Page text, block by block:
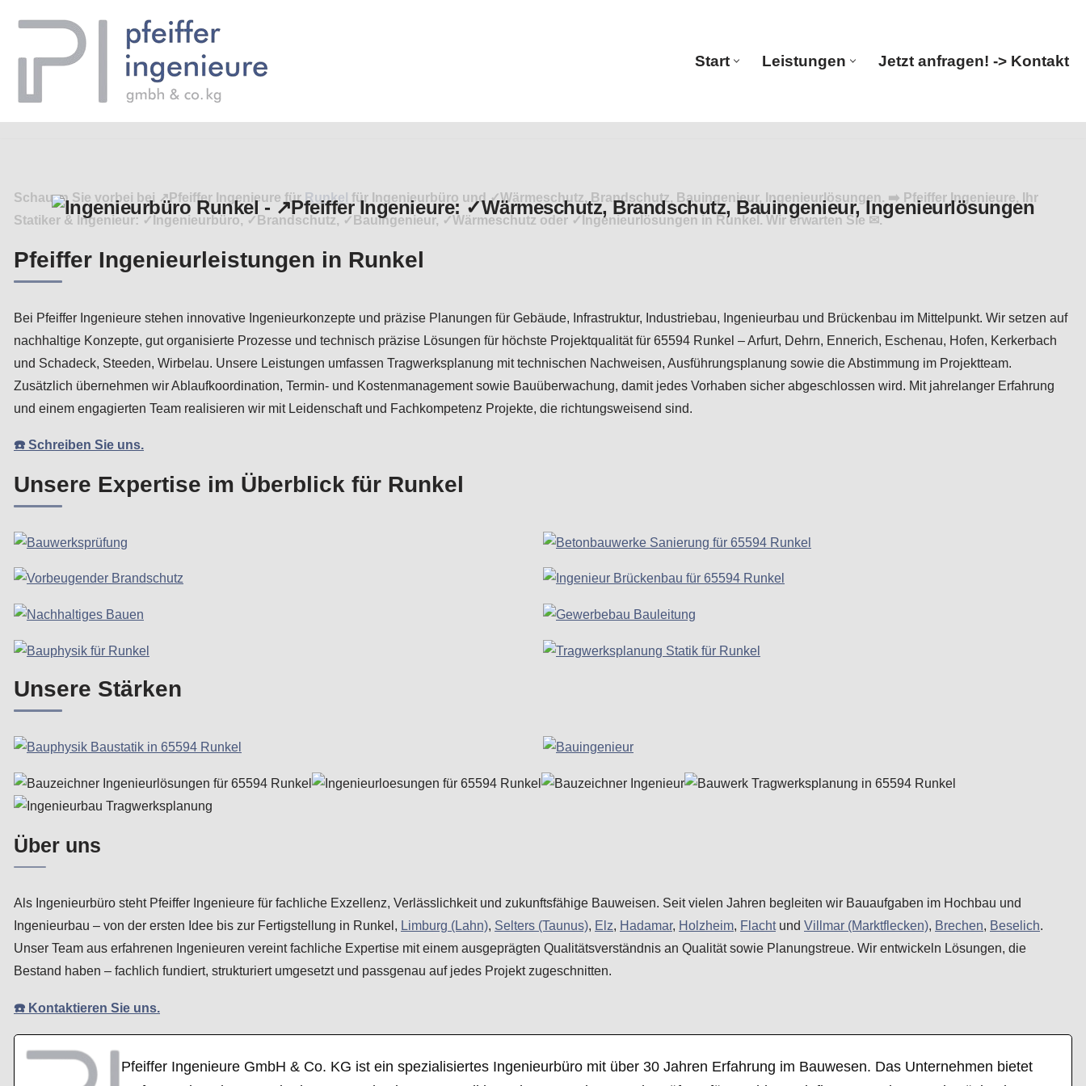
Inhalt
Start Leistungen Jetzt anfragen! -> Kontakt
Schauen Sie vorbei bei ↗️Pfeiffer Ingenieure für Runkel für Ingenieurbüro und ✓Wärmeschutz, Brandschutz, Bauingenieur, Ingenieurlösungen. ➡️ Pfeiffer Ingenieure, Ihr
Statiker & Ingenieur: ✓Ingenieurbüro, ✓Brandschutz, ✓Bauingenieur, ✓Wärmeschutz oder ✓Ingenieurlösungen in Runkel. Wir erwarten Sie ✉.
Pfeiffer Ingenieurleistungen in Runkel
Bei Pfeiffer Ingenieure stehen innovative Ingenieurkonzepte und präzise Planungen für Gebäude, Infrastruktur, Industriebau, Ingenieurbau und Brückenbau im Mittelpunkt. Wir setzen auf
nachhaltige Konzepte, gut organisierte Prozesse und technisch präzise Lösungen für höchste Projektqualität für 65594 Runkel – Arfurt, Dehrn, Ennerich, Eschenau, Hofen, Kerkerbach
und Schadeck, Steeden, Wirbelau. Unsere Leistungen umfassen Tragwerksplanung mit technischen Nachweisen, Ausführungsplanung sowie die Abstimmung im Projektteam.
Zusätzlich übernehmen wir Ablaufkoordination, Termin- und Kostenmanagement sowie Bauüberwachung, damit jedes Vorhaben sicher abgeschlossen wird. Mit jahrelanger Erfahrung
und einem engagierten Team realisieren wir mit Leidenschaft und Fachkompetenz Projekte, die richtungsweisend sind.
☎️ Schreiben Sie uns.
Unsere Expertise im Überblick für Runkel
Unsere Stärken
Über uns
Als Ingenieurbüro steht Pfeiffer Ingenieure für fachliche Exzellenz, Verlässlichkeit und zukunftsfähige Bauweisen. Seit vielen Jahren begleiten wir Bauaufgaben im Hochbau und
Ingenieurbau – von der ersten Idee bis zur Fertigstellung in Runkel, Limburg (Lahn), Selters (Taunus), Elz, Hadamar, Holzheim, Flachtund Villmar (Marktflecken), Brechen, Beselich.
Unser Team aus erfahrenen Ingenieuren vereint fachliche Expertise mit einem ausgeprägten Qualitätsverständnis an Qualität sowie Planungstreue. Wir entwickeln Lösungen, die
Bestand haben – fachlich fundiert, strukturiert umgesetzt und passgenau auf jedes Projekt zugeschnitten.
☎️ Kontaktieren Sie uns.
Pfeiffer Ingenieure GmbH & Co. KG ist ein spezialisiertes Ingenieurbüro mit über 30 Jahren Erfahrung im Bauwesen. Das Unternehmen bietet